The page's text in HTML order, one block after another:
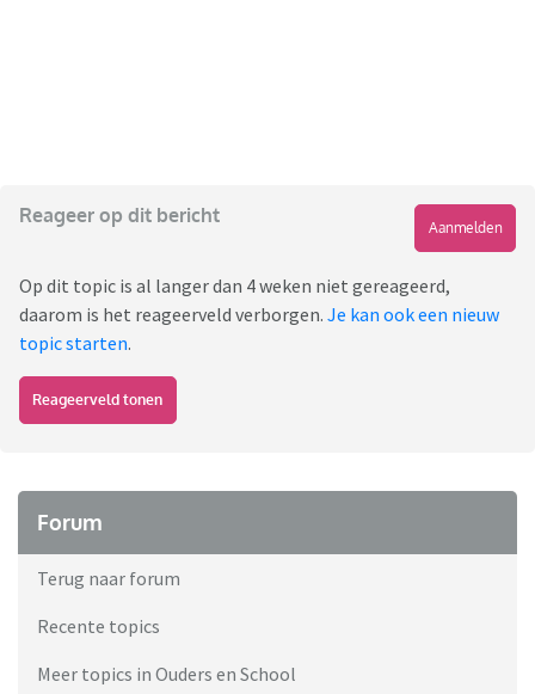
Reageer op dit bericht
Aanmelden
Op dit topic is al langer dan 4 weken niet gereageerd,
daarom is het reageerveld verborgen. Je kan ook een nieuw
topic starten.
Reageerveld tonen
Forum
Terug naar forum
Recente topics
Meer topics in Ouders en School